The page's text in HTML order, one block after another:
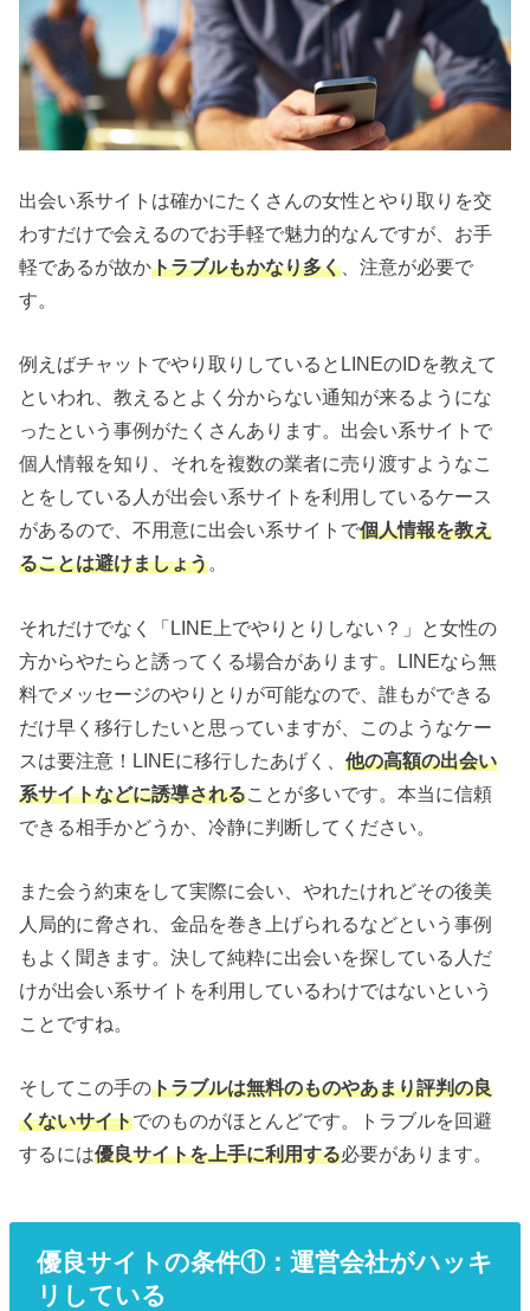
出会い系サイトは確かにたくさんの女性とやり取りを交
わすだけで会えるのでお手軽で魅力的なんですが、お手
軽であるが故かトラブルもかなり多く 、注意が必要で
す。
例えばチャットでやり取りしているとLINEのIDを教えて
といわれ、教えるとよく分からない通知が来るようにな
ったという事例がたくさんあります。出会い系サイトで
個人情報を知り、それを複数の業者に売り渡すようなこ
とをしている人が出会い系サイトを利用しているケース
があるので、不用意に出会い系サイトで個人情報を教え
ることは避けましょう。
それだけでなく「LINE上でやりとりしない？」と女性の
方からやたらと誘ってくる場合があります。LINEなら無
料でメッセージのやりとりが可能なので、誰もができる
だけ早く移行したいと思っていますが、このようなケー
スは要注意！LINEに移行したあげく、他の高額の出会い
系サイトなどに誘導されることが多いです。本当に信頼
できる相手かどうか、冷静に判断してください。
また会う約束をして実際に会い、やれたけれどその後美
人局的に脅され、金品を巻き上げられるなどという事例
もよく聞きます。決して純粋に出会いを探している人だ
けが出会い系サイトを利用しているわけではないという
ことですね。
そしてこの手のトラブルは無料のものやあまり評判の良
くないサイトでのものがほとんどです。トラブルを回避
するには優良サイトを上手に利用する必要があります。
優良サイトの条件①：運営会社がハッキ
リしている